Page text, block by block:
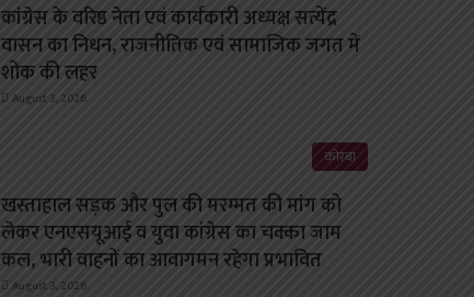
कांग्रेस के वरिष्ठ नेता एवं कार्यकारी अध्यक्ष सत्येंद्र
वासन का निधन, राजनीतिक एवं सामाजिक जगत में
शोक की लहर
August 3, 2026
कोरबा
खस्ताहाल सड़क और पुल की मरम्मत की मांग को
लेकर एनएसयूआई व युवा कांग्रेस का चक्का जाम
कल, भारी वाहनों का आवागमन रहेगा प्रभावित
August 3, 2026